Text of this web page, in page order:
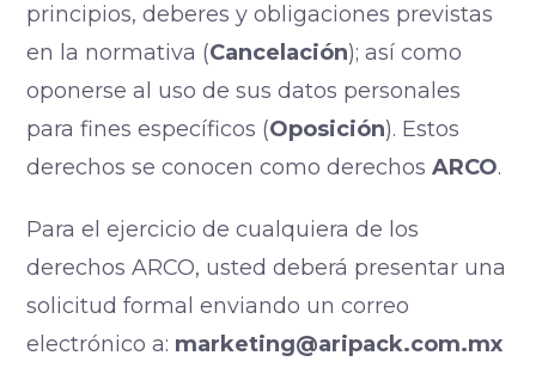
principios, deberes y obligaciones previstas
en la normativa (Cancelación); así como
oponerse al uso de sus datos personales
para fines específicos (Oposición). Estos
derechos se conocen como derechos ARCO.
Para el ejercicio de cualquiera de los
derechos ARCO, usted deberá presentar una
solicitud formal enviando un correo
electrónico a: marketing@aripack.com.mx